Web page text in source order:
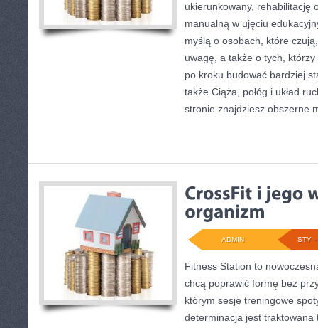
ukierunkowany, rehabilitację
manualną w ujęciu
myślą o osobach, które
uwagę, a także o tych,
po kroku budować bardziej
także Ciąża, połóg i układ
stronie znajdziesz obszerne
STY -
ADMIN
Fitness Station to
chcą poprawić formę bez
którym sesje treningowe
determinacja jest traktowana